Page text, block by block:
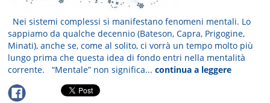
Nei sistemi complessi si manifestano fenomeni mentali. Lo
sappiamo da qualche decennio (Bateson, Capra, Prigogine,
Minati), anche se, come al solito, ci vorrà un tempo molto più
lungo prima che questa idea di fondo entri nella mentalità
corrente. “Mentale” non significa...continua a leggere